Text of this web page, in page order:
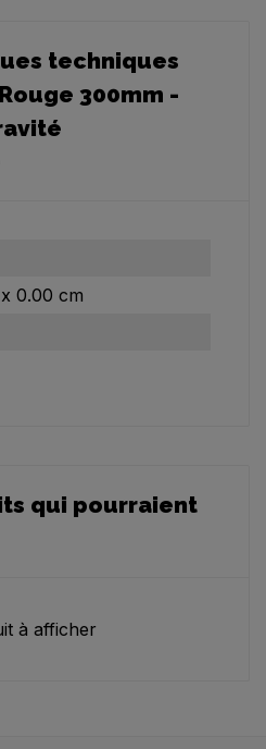
techniques
300mm -
x 0.00 cm
qui pourraient
à afficher